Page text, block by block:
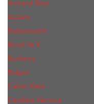
Armand Basi
Azzaro
Baldessarini
Bond № 9
Burberry
Bvlgari
Calvin Klein
Carolina Herrera